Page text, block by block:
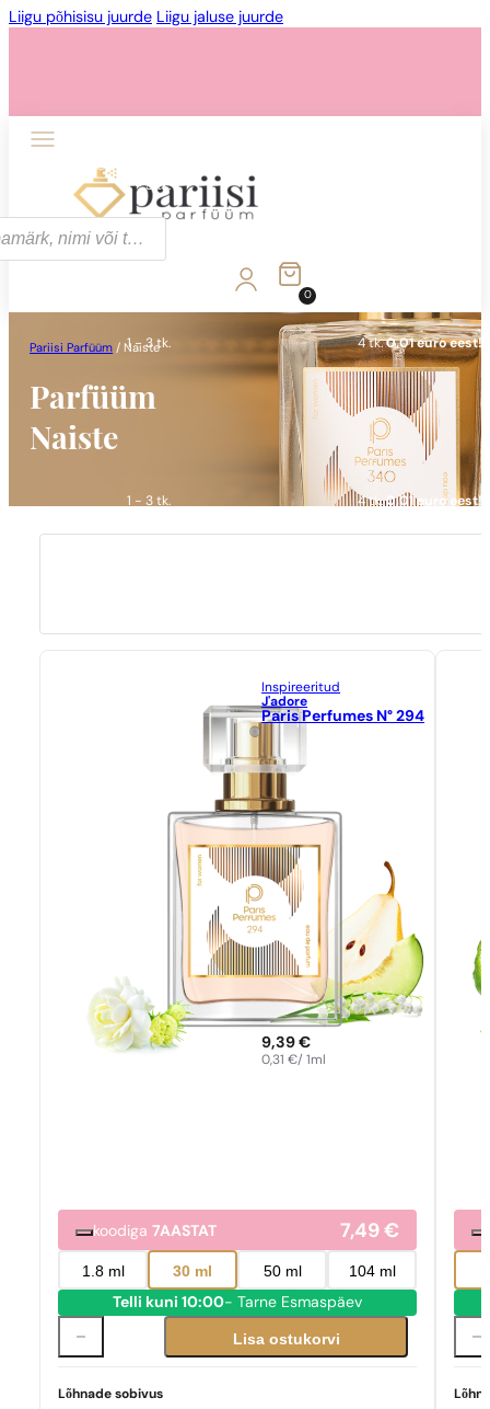
Liigu põhisisu juurde Liigu jaluse juurde
1 - 3 tk.
1 - 3 tk. 4 tk.0,01 euro eest!
1 - 3 tk. 4 tk.0,01 euro eest!
0
Pariisi Parfüüm / Naiste
Parfüüm
Naiste
Inspireeritud
J'adore
Paris Perfumes N° 294
9,39€
0,31€/ 1ml
koodiga7AASTAT 7,49€
1.8 ml 30 ml 50 ml 104 ml
Telli kuni 10:00- Tarne Esmaspäev
Lisa ostukorvi
Lõhnade sobivus